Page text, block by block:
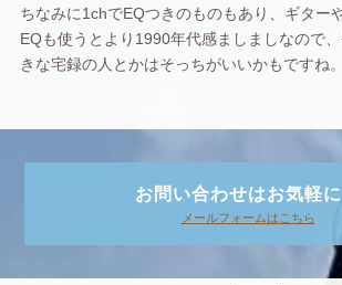
ちなみに1chでEQつきのものもあり、ギター
EQも使うとより1990年代感ましましなので
きな宅録の人とかはそっちがいいかもですね。
お問い合わせはお気軽に
メールフォームはこちら